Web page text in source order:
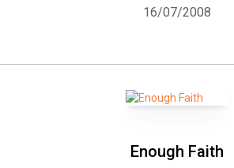
16/07/2008
Enough Faith